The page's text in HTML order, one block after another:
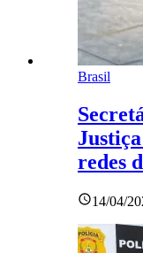
Brasil
redes
14/04/